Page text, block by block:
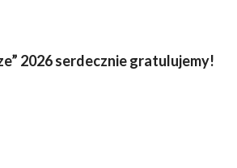
2026 serdecznie gratulujemy!